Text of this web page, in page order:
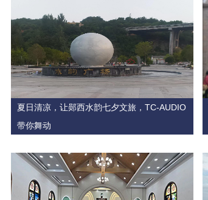
夏日清凉，让郧西水韵七夕文旅，TC-AUDIO
带你舞动